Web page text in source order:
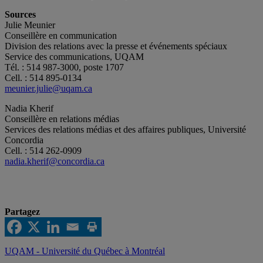
Sources
Julie Meunier
Conseillère en communication
Division des relations avec la presse et événements spéciaux
Service des communications, UQAM
Tél. : 514 987-3000, poste 1707
Cell. : 514 895-0134
meunier.julie@uqam.ca
Nadia Kherif
Conseillère en relations médias
Services des relations médias et des affaires publiques, Université
Concordia
Cell. : 514 262-0909
nadia.kherif@concordia.ca
Partagez
UQAM - Université du Québec à Montréal